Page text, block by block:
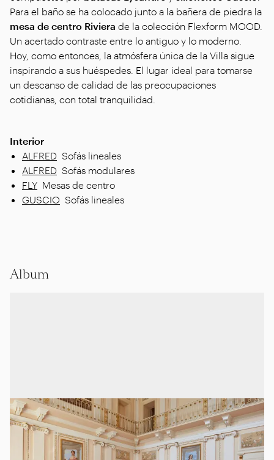
Para el baño se ha colocado junto a la bañera de piedra la
mesa de centro Riviera de la colección Flexform MOOD.
Un acertado contraste entre lo antiguo y lo moderno.
Hoy, como entonces, la atmósfera única de la Villa sigue
inspirando a sus huéspedes. El lugar ideal para tomarse
un descanso de calidad de las preocupaciones
cotidianas, con total tranquilidad.
Interior
ALFRED Sofás lineales
ALFRED Sofás modulares
FLY Mesas de centro
GUSCIO Sofás lineales
Album